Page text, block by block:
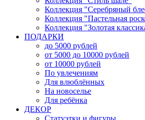
Коллекция "Серебряный
Коллекция "Пастельная
Коллекция "Золотая
ПОДАРКИ
до 5000 рублей
от 5000 до 10000 рублей
от 10000 рублей
По увлечениям
Для влюблённых
На новоселье
Для ребёнка
ДЕКОР
Статуэтки и фигуры